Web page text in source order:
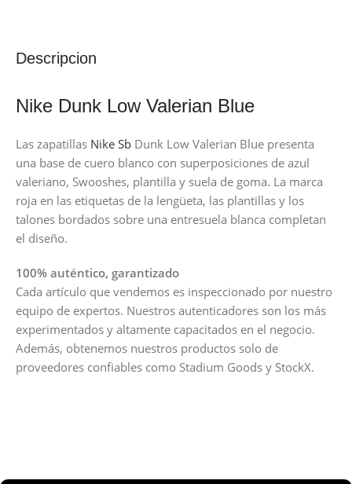
Descripcion
Nike Dunk Low Valerian Blue
Las zapatillas Nike Sb Dunk Low Valerian Blue presenta
una base de cuero blanco con superposiciones de azul
valeriano, Swooshes, plantilla y suela de goma. La marca
roja en las etiquetas de la lengüeta, las plantillas y los
talones bordados sobre una entresuela blanca completan
el diseño.
100% auténtico, garantizado
Cada artículo que vendemos es inspeccionado por nuestro
equipo de expertos. Nuestros autenticadores son los más
experimentados y altamente capacitados en el negocio.
Además, obtenemos nuestros productos solo de
proveedores confiables como Stadium Goods y StockX.